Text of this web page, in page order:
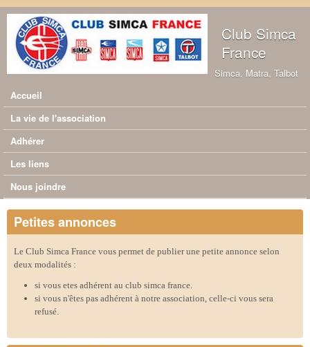
Aller au contenu principal
Club Simca
France
Simca, Matra, Talbot
Menu principal
Accueil
La vie de l'association
Adhérer
Les liens
Nous joindre
Petites annonces
Le Club Simca France vous permet de publier une petite annonce selon
deux modalités :
si vous etes adhérent au club simca france.
si vous n'êtes pas adhérent à notre association, celle-ci vous sera
refusé.